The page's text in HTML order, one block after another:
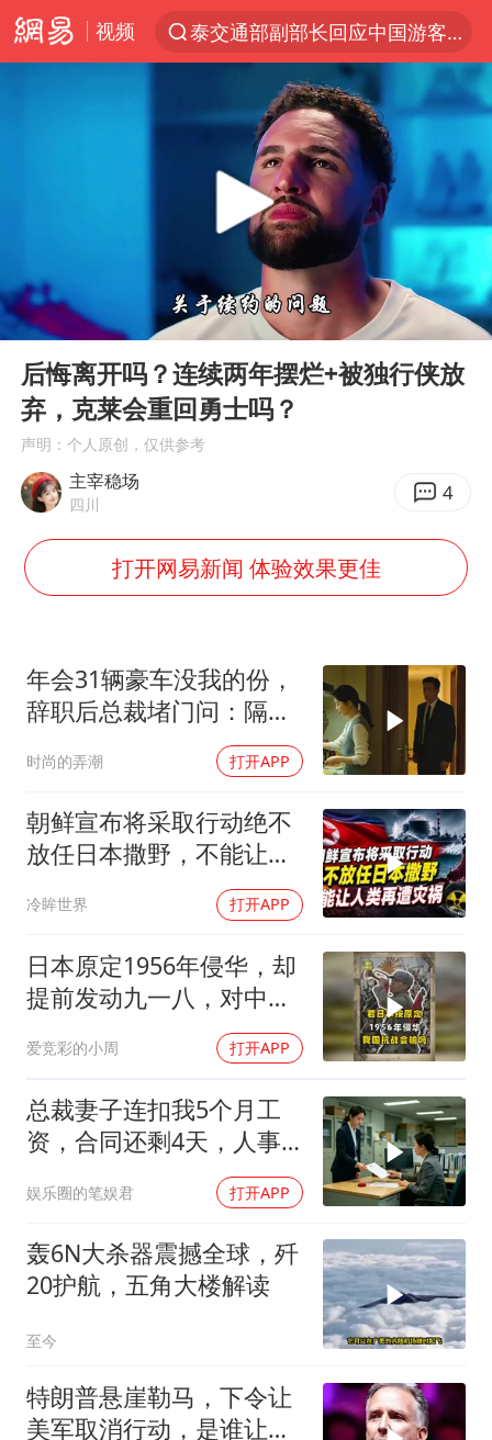
视频
泰交通部副部长回应中国游客遭歧视
夜幕落下 运动上场
1岁宝宝碰坏纸巾盒 宝妈被索赔924元
台风白海豚环流面积近似13个浙江
Meta被判支付5.67亿美元
台风白海豚逼近 暴雨大暴雨来袭
47岁妈妈突然产女 26岁女儿：很震惊
OpenAI为免费用户升级GPT-5.6 Luna
日本广岛民众举行游行反对政府行径
实探山东最热的“中国蔬菜之乡”
台风白海豚最新路径研判来了
船舶避风项目停工 多地全力防台风
粉笔发布“自曝式”公开信
哈尔滨暴雨饭店门挡积水
服务实体经济 财政金融打出组合拳
男子结婚8年发现3个女儿均非亲生
奋进开新局 实干挑大梁
Play
00:00
后悔离开吗？连续两年摆烂+被独行侠放
弃，克莱会重回勇士吗？
声明：个人原创，仅供参考
主宰稳场
四川 4
打开网易新闻 体验效果更佳
年会31辆豪车没我的份，
辞职后总裁堵门问：隔壁
时尚的弄潮 打开APP
朝鲜宣布将采取行动绝不
放任日本撒野，不能让人
冷眸世界 打开APP
日本原定1956年侵华，却
提前发动九一八，对中国
爱竞彩的小周 打开APP
总裁妻子连扣我5个月工
资，合同还剩4天，人事
娱乐圈的笔娱君 打开APP
轰6N大杀器震撼全球，歼
20护航，五角大楼解读
至今
特朗普悬崖勒马，下令让
美军取消行动，是谁让他